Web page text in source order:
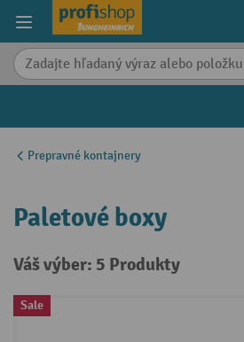
content
Prepravné kontajnery
Paletové boxy
Váš výber: 5 Produkty
Sale